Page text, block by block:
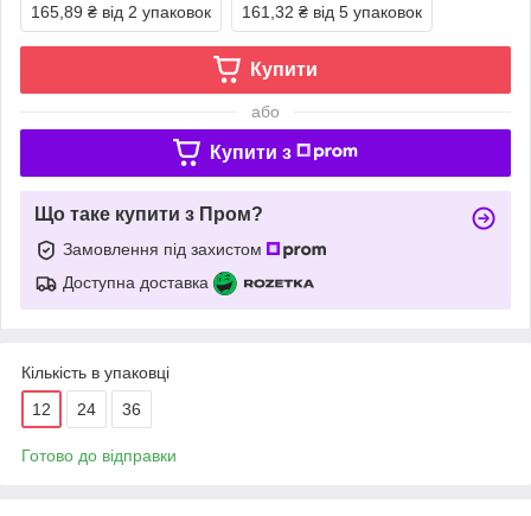
165,89 ₴ від 2 упаковок 161,32 ₴ від 5 упаковок
Купити
або
Купити з
Що таке купити з Пром?
Замовлення під захистом
Доступна доставка
Кількість в упаковці
12
24 36
Готово до відправки